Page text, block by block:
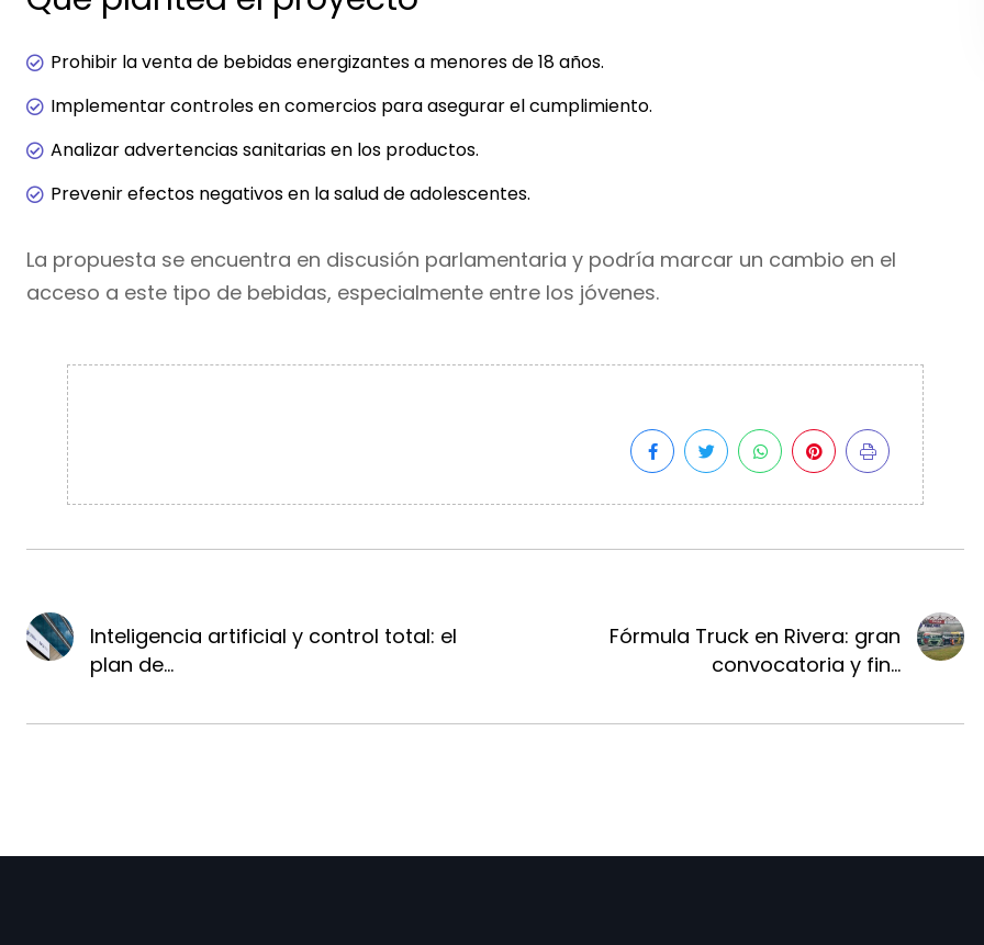
Prohibir la venta de bebidas energizantes a menores de 18 años.
Implementar controles en comercios para asegurar el cumplimiento.
Analizar advertencias sanitarias en los productos.
Prevenir efectos negativos en la salud de adolescentes.
La propuesta se encuentra en discusión parlamentaria y podría marcar un cambio en el
acceso a este tipo de bebidas, especialmente entre los jóvenes.
Inteligencia artificial y control total: el
plan de...
Fórmula Truck en Rivera: gran
convocatoria y fin...